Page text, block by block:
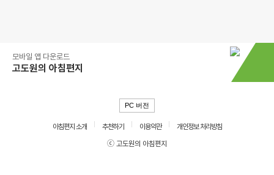
모바일 앱 다운로드
고도원의 아침편지
PC 버전
아침편지 소개 추천하기 이용약관
개인정보 처리방침
ⓒ 고도원의 아침편지